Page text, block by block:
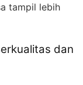
tampil lebih
dan